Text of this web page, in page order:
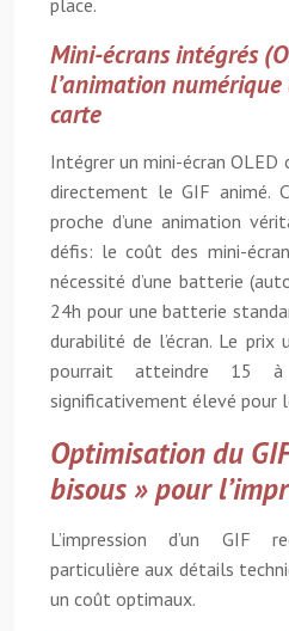
place.
Mini-écrans intégrés
l’animation
carte
Intégrer un mini-écran OLED
directement le GIF animé.
proche d’une animation
défis: le coût des mini-
nécessité d’une batterie
24h pour une batterie
durabilité de l’écran. Le prix
pourrait atteindre 15
significativement élevé pour
Optimisation du
bisous » pour
L’impression d’un GIF
particulière aux détails
un coût optimaux.